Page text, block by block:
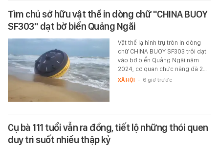
Tìm chủ sở hữu vật thể in dòng chữ "CHINA BUOY
SF303" dạt bờ biển Quảng Ngãi
Vật thể lạ hình trụ tròn in dòng
chữ CHINA BUOY SF303 trôi dạt
vào bờ biển Quảng Ngãi năm
2024, cơ quan chức năng đã 2…
XÃ HỘI - 6 giờ trước
Cụ bà 111 tuổi vẫn ra đồng, tiết lộ những thói quen
duy trì suốt nhiều thập kỷ